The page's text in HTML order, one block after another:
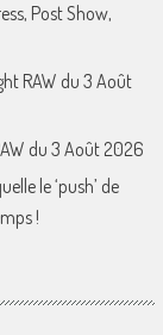
Post Show,
RAW du 3 Août
du 3 Août 2026
le ‘push’ de
!